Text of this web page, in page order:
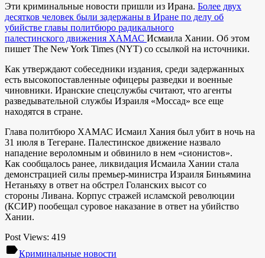
Эти криминальные новости пришли из Ирана. Более двух
десятков человек были задержаны в Иране по делу об
убийстве главы политбюро радикального
палестинского движения ХАМАС Исмаила Хании. Об этом
пишет The New York Times (NYT) со ссылкой на источники.
Как утверждают собеседники издания, среди задержанных
есть высокопоставленные офицеры разведки и военные
чиновники. Иранские спецслужбы считают, что агенты
разведывательной службы Израиля «Моссад» все еще
находятся в стране.
Глава политбюро ХАМАС Исмаил Хания был убит в ночь на
31 июля в Тегеране. Палестинское движение назвало
нападение вероломным и обвинило в нем «сионистов».
Как сообщалось ранее, ликвидация Исмаила Хании стала
демонстрацией силы премьер-министра Израиля Биньямина
Нетаньяху в ответ на обстрел Голанских высот со
стороны Ливана. Корпус стражей исламской революции
(КСИР) пообещал суровое наказание в ответ на убийство
Хании.
Post Views: 419
labelКриминальные новости